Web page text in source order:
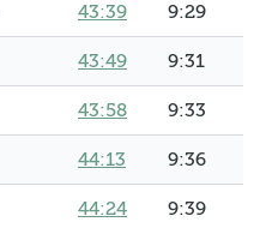
43:39 9:29
43:49 9:31
43:58 9:33
44:13 9:36
44:24 9:39